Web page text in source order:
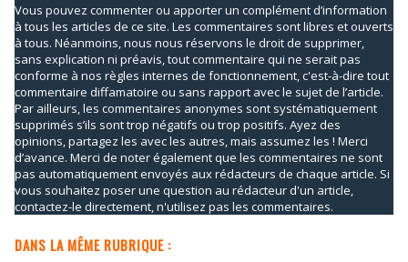
Vous pouvez commenter ou apporter un complément d’information
à tous les articles de ce site. Les commentaires sont libres et ouverts
à tous. Néanmoins, nous nous réservons le droit de supprimer,
sans explication ni préavis, tout commentaire qui ne serait pas
conforme à nos règles internes de fonctionnement, c'est-à-dire tout
commentaire diffamatoire ou sans rapport avec le sujet de l’article.
Par ailleurs, les commentaires anonymes sont systématiquement
supprimés s’ils sont trop négatifs ou trop positifs. Ayez des
opinions, partagez les avec les autres, mais assumez les ! Merci
d’avance. Merci de noter également que les commentaires ne sont
pas automatiquement envoyés aux rédacteurs de chaque article. Si
vous souhaitez poser une question au rédacteur d'un article,
contactez-le directement, n'utilisez pas les commentaires.
DANS LA MÊME RUBRIQUE :